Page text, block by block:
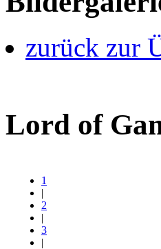
zurück zur
Lord of
1
|
2
|
3
|